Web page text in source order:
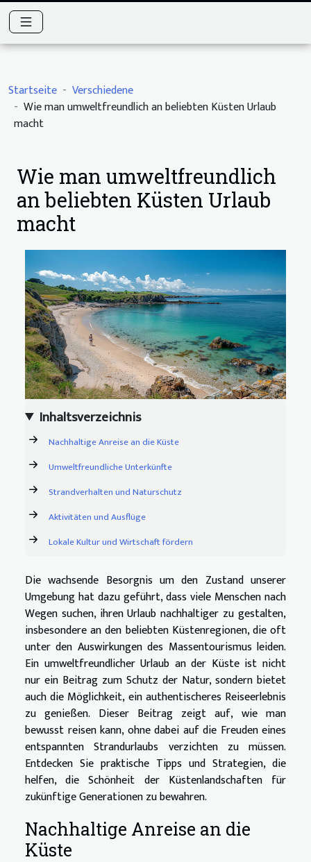
Startseite
Verschiedene
Wie man umweltfreundlich an beliebten Küsten Urlaub
macht
Wie man umweltfreundlich
an beliebten Küsten Urlaub
macht
Inhaltsverzeichnis
Nachhaltige Anreise an die Küste
Umweltfreundliche Unterkünfte
Strandverhalten und Naturschutz
Aktivitäten und Ausflüge
Lokale Kultur und Wirtschaft fördern
Die wachsende Besorgnis um den Zustand unserer
Umgebung hat dazu geführt, dass viele Menschen nach
Wegen suchen, ihren Urlaub nachhaltiger zu gestalten,
insbesondere an den beliebten Küstenregionen, die oft
unter den Auswirkungen des Massentourismus leiden.
Ein umweltfreundlicher Urlaub an der Küste ist nicht
nur ein Beitrag zum Schutz der Natur, sondern bietet
auch die Möglichkeit, ein authentischeres Reiseerlebnis
zu genießen. Dieser Beitrag zeigt auf, wie man
bewusst reisen kann, ohne dabei auf die Freuden eines
entspannten Strandurlaubs verzichten zu müssen.
Entdecken Sie praktische Tipps und Strategien, die
helfen, die Schönheit der Küstenlandschaften für
zukünftige Generationen zu bewahren.
Nachhaltige Anreise an die
Küste